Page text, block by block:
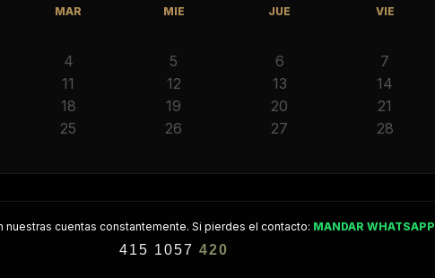
MAR MIE JUE VIE
4 5 6 7
11 12 13 14
18 19 20 21
25 26 27 28
nuestras cuentas constantemente. Si pierdes el contacto: MANDAR WHATSAPP
415 1057 420